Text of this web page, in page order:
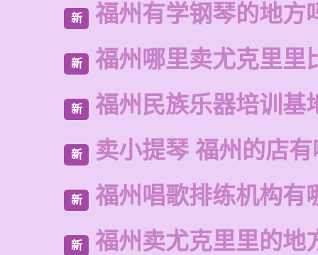
新 福州有学钢琴的地方
新 福州哪里卖尤克里里
新 福州民族乐器培训基
新 卖小提琴 福州的店
新 福州唱歌排练机构有
新 福州卖尤克里里的地